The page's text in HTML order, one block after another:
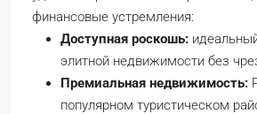
финансовые устремления:
Доступная роскошь:
элитной недвижимости без
Премиальная недвижимость:
популярном туристическом